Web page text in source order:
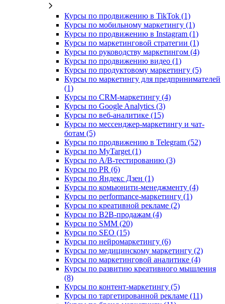
Курсы по продвижению в TikTok (1)
Курсы по мобильному маркетингу (1)
Курсы по продвижению в Instagram (1)
Курсы по маркетинговой стратегии (1)
Курсы по руководству маркетингом (4)
Курсы по продвижению видео (1)
Курсы по продуктовому маркетингу (5)
Курсы по маркетингу для предпринимателей
(1)
Курсы по CRM-маркетингу (4)
Курсы по Google Analytics (3)
Курсы по веб-аналитике (15)
Курсы по мессенджер-маркетингу и чат-
ботам (5)
Курсы по продвижению в Telegram (52)
Курсы по MyTarget (1)
Курсы по A/B-тестированию (3)
Курсы по PR (6)
Курсы по Яндекс Дзен (1)
Курсы по комьюнити-менеджменту (4)
Курсы по performance-маркетингу (1)
Курсы по креативной рекламе (2)
Курсы по B2B-продажам (4)
Курсы по SMM (20)
Курсы по SEO (15)
Курсы по нейромаркетингу (6)
Курсы по медицинскому маркетингу (2)
Курсы по маркетинговой аналитике (4)
Курсы по развитию креативного мышления
(8)
Курсы по контент-маркетингу (5)
Курсы по таргетированной рекламе (11)